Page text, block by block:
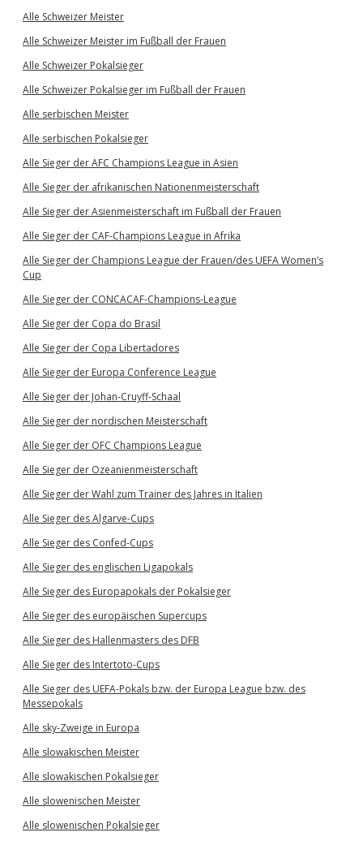
Alle Schweizer Meister
Alle Schweizer Meister im Fußball der Frauen
Alle Schweizer Pokalsieger
Alle Schweizer Pokalsieger im Fußball der Frauen
Alle serbischen Meister
Alle serbischen Pokalsieger
Alle Sieger der AFC Champions League in Asien
Alle Sieger der afrikanischen Nationenmeisterschaft
Alle Sieger der Asienmeisterschaft im Fußball der Frauen
Alle Sieger der CAF-Champions League in Afrika
Alle Sieger der Champions League der Frauen/des UEFA Women’s
Cup
Alle Sieger der CONCACAF-Champions-League
Alle Sieger der Copa do Brasil
Alle Sieger der Copa Libertadores
Alle Sieger der Europa Conference League
Alle Sieger der Johan-Cruyff-Schaal
Alle Sieger der nordischen Meisterschaft
Alle Sieger der OFC Champions League
Alle Sieger der Ozeanienmeisterschaft
Alle Sieger der Wahl zum Trainer des Jahres in Italien
Alle Sieger des Algarve-Cups
Alle Sieger des Confed-Cups
Alle Sieger des englischen Ligapokals
Alle Sieger des Europapokals der Pokalsieger
Alle Sieger des europäischen Supercups
Alle Sieger des Hallenmasters des DFB
Alle Sieger des Intertoto-Cups
Alle Sieger des UEFA-Pokals bzw. der Europa League bzw. des
Messepokals
Alle sky-Zweige in Europa
Alle slowakischen Meister
Alle slowakischen Pokalsieger
Alle slowenischen Meister
Alle slowenischen Pokalsieger